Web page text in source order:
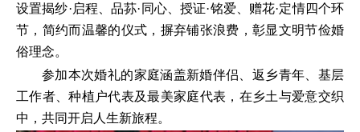
设置揭纱·启程、品荪·同心、授证·铭爱、赠花·定情四个环
节，简约而温馨的仪式，摒弃铺张浪费，彰显文明节俭婚
俗理念。
参加本次婚礼的家庭涵盖新婚伴侣、返乡青年、基层
工作者、种植户代表及最美家庭代表，在乡土与爱意交织
中，共同开启人生新旅程。